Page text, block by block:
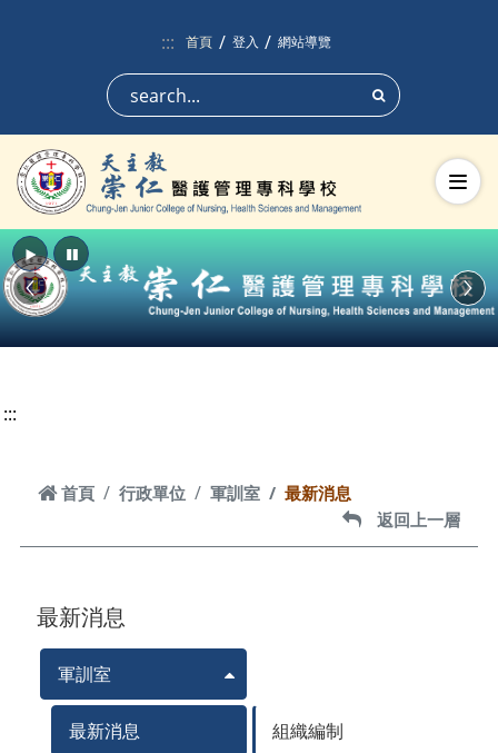
:::
首頁 登入 網站導覽
搜尋
切換
Previous
播放 暫停
:::
首頁
首頁 行政單位 軍訓室 最新消息
返回上一層
返回上一層
最新消息
軍訓室
最新消息 組織編制